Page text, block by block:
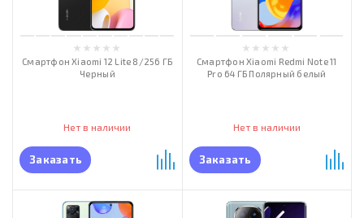
Смартфон Xiaomi 12 Lite 8/256 ГБ
Черный
Нет в наличии
Заказать
Смартфон Xiaomi Redmi Note 11
Pro 64 ГБ Полярный белый
Нет в наличии
Заказать